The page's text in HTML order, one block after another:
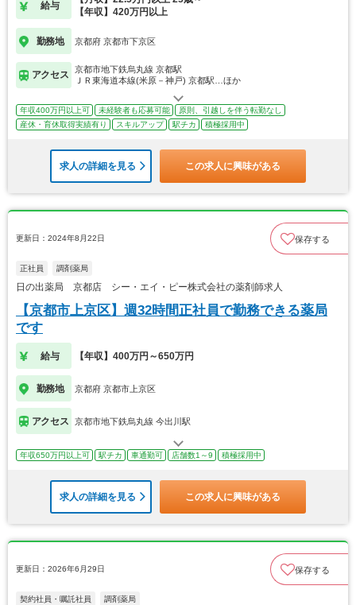
給与
【年収】420万円以上
勤務地 京都府 京都市下京区
アクセス
京都市地下鉄烏丸線 京都駅
ＪＲ東海道本線(米原－神戸) 京都駅…ほか
年収400万円以上可 未経験者も応募可能
原則、引越しを伴う転勤なし
産休・育休取得実績有り
スキルアップ 駅チカ 積極採用中
求人の詳細を見る この求人に興味がある
更新日：2024年8月22日 保存する
正社員 調剤薬局
日の出薬局 京都店 シー・エイ・ピー株式会社の薬剤師求人
【京都市上京区】週32時間正社員で勤務できる薬局
です
給与 【年収】400万円～650万円
勤務地 京都府 京都市上京区
アクセス 京都市地下鉄烏丸線 今出川駅
年収650万円以上可 駅チカ 車通勤可 店舗数1～9 積極採用中
求人の詳細を見る この求人に興味がある
更新日：2026年6月29日 保存する
契約社員・嘱託社員 調剤薬局